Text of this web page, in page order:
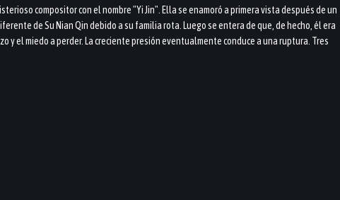
compositor con el nombre "Yi Jin". Ella se enamoró a primera vista después de un
de Su Nian Qin debido a su familia rota. Luego se entera de que, de hecho, él era
el miedo a perder. La creciente presión eventualmente conduce a una ruptura. Tres